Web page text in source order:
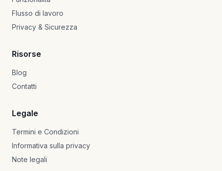
Flusso di lavoro
Privacy & Sicurezza
Risorse
Blog
Contatti
Legale
Termini e Condizioni
Informativa sulla privacy
Note legali